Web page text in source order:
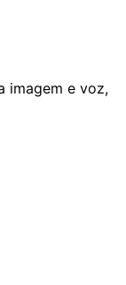
imagem e voz,